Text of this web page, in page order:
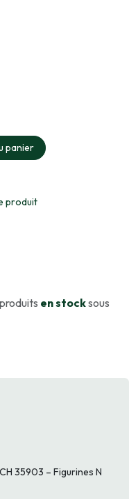
panier
produit
en stocksous
35903 – Figurines N